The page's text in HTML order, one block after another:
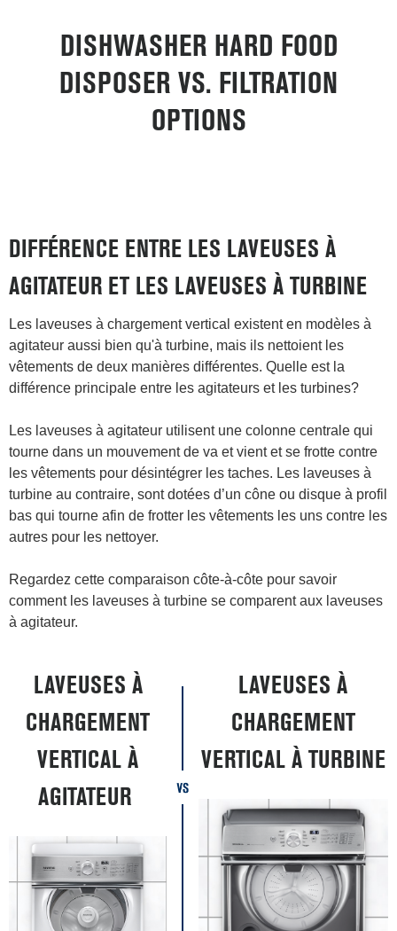
DISHWASHER HARD FOOD
DISPOSER VS. FILTRATION
OPTIONS
DIFFÉRENCE ENTRE LES LAVEUSES À
AGITATEUR ET LES LAVEUSES À TURBINE
Les laveuses à chargement vertical existent en modèles à
agitateur aussi bien qu'à turbine, mais ils nettoient les
vêtements de deux manières différentes. Quelle est la
différence principale entre les agitateurs et les turbines?
Les laveuses à agitateur utilisent une colonne centrale qui
tourne dans un mouvement de va et vient et se frotte contre
les vêtements pour désintégrer les taches. Les laveuses à
turbine au contraire, sont dotées d’un cône ou disque à profil
bas qui tourne afin de frotter les vêtements les uns contre les
autres pour les nettoyer.
Regardez cette comparaison côte-à-côte pour savoir
comment les laveuses à turbine se comparent aux laveuses
à agitateur.
LAVEUSES À
CHARGEMENT
VERTICAL À
AGITATEUR
LAVEUSES À
CHARGEMENT
VERTICAL À TURBINE